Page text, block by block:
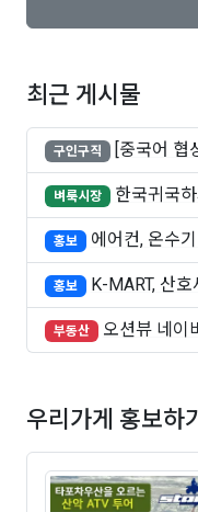
최근 게시물
구인구직
[중국어 협
쑤..
벼룩시장 한국귀국
홍보 에어컨, 온수
홍보
K-MART, 산
..
부동산 오션뷰 네이
우리가게 홍보하기